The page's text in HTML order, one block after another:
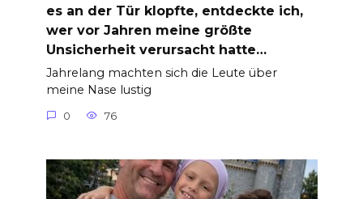
es an der Tür klopfte, entdeckte ich,
wer vor Jahren meine größte
Unsicherheit verursacht hatte…
Jahrelang machten sich die Leute über
meine Nase lustig
0 76